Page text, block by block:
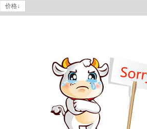
价格↓